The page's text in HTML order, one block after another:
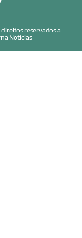
direitos reservados a
Notícias